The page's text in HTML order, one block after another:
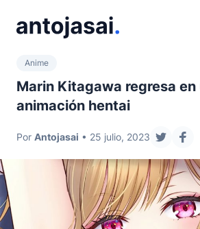
Anime
Marin Kitagawa regresa en
animación hentai
Por Antojasai • 25 julio, 2023